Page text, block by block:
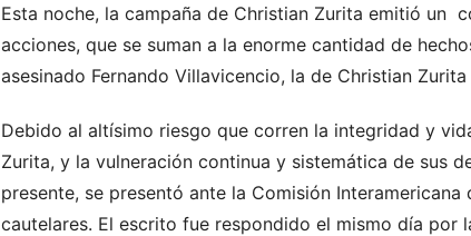
Esta noche, la campaña de Christian Zurita emitió un
acciones, que se suman a la enorme cantidad de
asesinado Fernando Villavicencio, la de Christian
Debido al altísimo riesgo que corren la integridad y
Zurita, y la vulneración continua y sistemática de sus
presente, se presentó ante la Comisión
cautelares. El escrito fue respondido el mismo día